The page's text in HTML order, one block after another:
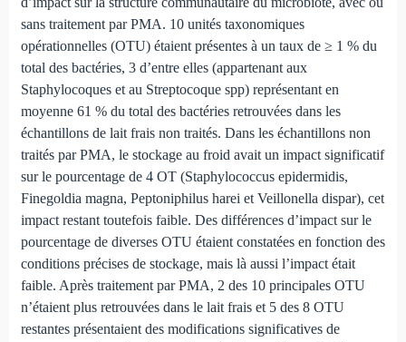
sans traitement par PMA. 10 unités taxonomiques
opérationnelles (OTU) étaient présentes à un taux de ≥ 1 % du
total des bactéries, 3 d’entre elles (appartenant aux
Staphylocoques et au Streptocoque spp) représentant en
moyenne 61 % du total des bactéries retrouvées dans les
échantillons de lait frais non traités. Dans les échantillons non
traités par PMA, le stockage au froid avait un impact significatif
sur le pourcentage de 4 OT (Staphylococcus epidermidis,
Finegoldia magna, Peptoniphilus harei et Veillonella dispar), cet
impact restant toutefois faible. Des différences d’impact sur le
pourcentage de diverses OTU étaient constatées en fonction des
conditions précises de stockage, mais là aussi l’impact était
faible. Après traitement par PMA, 2 des 10 principales OTU
n’étaient plus retrouvées dans le lait frais et 5 des 8 OTU
restantes présentaient des modifications significatives de